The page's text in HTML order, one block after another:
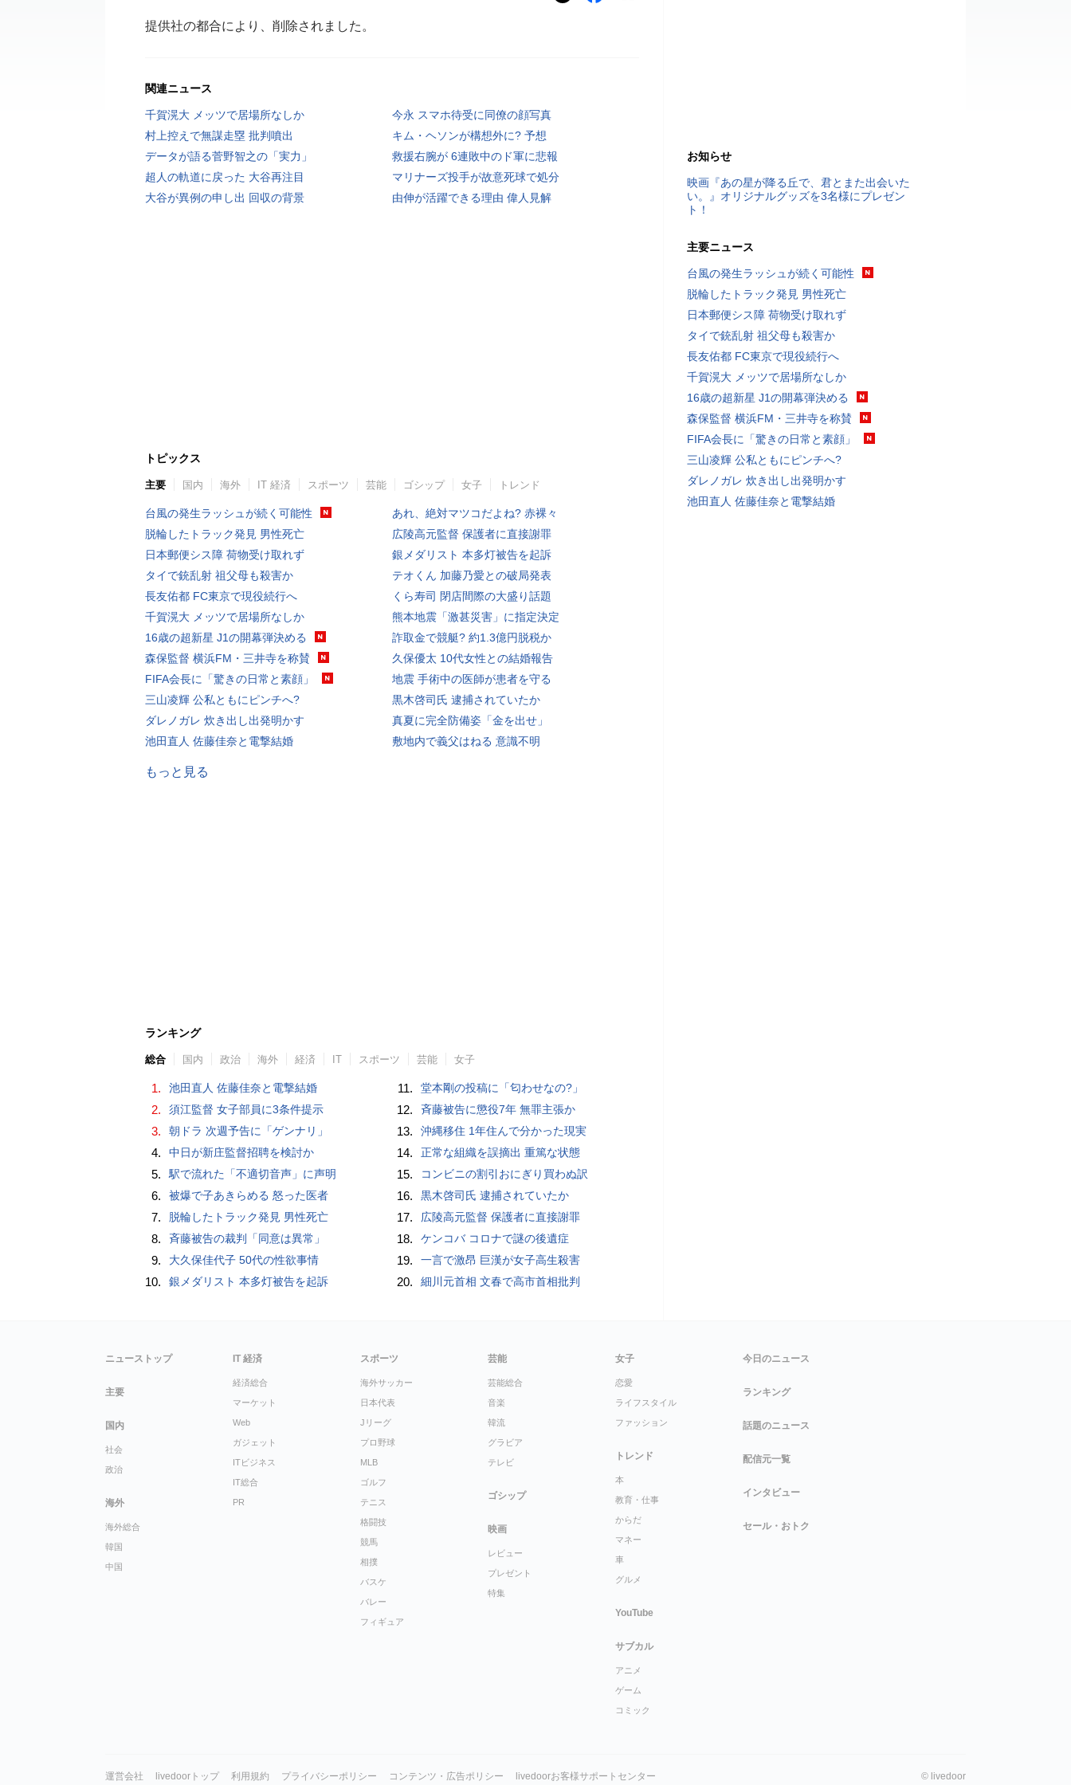
提供社の都合により、削除されました。
関連ニュース
千賀滉大 メッツで居場所なしか
今永 スマホ待受に同僚の顔写真
村上控えで無謀走塁 批判噴出
キム・ヘソンが構想外に? 予想
データが語る菅野智之の「実力」
救援右腕が 6連敗中のド軍に悲報
超人の軌道に戻った 大谷再注目
マリナーズ投手が故意死球で処分
大谷が異例の申し出 回収の背景
由伸が活躍できる理由 偉人見解
トピックス
主要 国内 海外 IT 経済 スポーツ 芸能 ゴシップ 女子 トレンド
台風の発生ラッシュが続く可能性
脱輪したトラック発見 男性死亡
日本郵便シス障 荷物受け取れず
タイで銃乱射 祖父母も殺害か
長友佑都 FC東京で現役続行へ
千賀滉大 メッツで居場所なしか
16歳の超新星 J1の開幕弾決める
森保監督 横浜FM・三井寺を称賛
FIFA会長に「驚きの日常と素顔」
三山凌輝 公私ともにピンチへ?
ダレノガレ 炊き出し出発明かす
池田直人 佐藤佳奈と電撃結婚
あれ、絶対マツコだよね? 赤裸々
広陵高元監督 保護者に直接謝罪
銀メダリスト 本多灯被告を起訴
テオくん 加藤乃愛との破局発表
くら寿司 閉店間際の大盛り話題
熊本地震「激甚災害」に指定決定
詐取金で競艇? 約1.3億円脱税か
久保優太 10代女性との結婚報告
地震 手術中の医師が患者を守る
黒木啓司氏 逮捕されていたか
真夏に完全防備姿「金を出せ」
敷地内で義父はねる 意識不明
もっと見る
ランキング
総合 国内 政治 海外 経済 IT スポーツ 芸能 女子
1. 池田直人 佐藤佳奈と電撃結婚
2. 須江監督 女子部員に3条件提示
3. 朝ドラ 次週予告に「ゲンナリ」
4. 中日が新庄監督招聘を検討か
5. 駅で流れた「不適切音声」に声明
6. 被爆で子あきらめる 怒った医者
7. 脱輪したトラック発見 男性死亡
8. 斉藤被告の裁判「同意は異常」
9. 大久保佳代子 50代の性欲事情
10. 銀メダリスト 本多灯被告を起訴
11. 堂本剛の投稿に「匂わせなの?」
12. 斉藤被告に懲役7年 無罪主張か
13. 沖縄移住 1年住んで分かった現実
14. 正常な組織を誤摘出 重篤な状態
15. コンビニの割引おにぎり買わぬ訳
16. 黒木啓司氏 逮捕されていたか
17. 広陵高元監督 保護者に直接謝罪
18. ケンコバ コロナで謎の後遺症
19. 一言で激昂 巨漢が女子高生殺害
20. 細川元首相 文春で高市首相批判
お知らせ
映画『あの星が降る丘で、君とまた出会いた
い。』オリジナルグッズを3名様にプレゼン
ト！
主要ニュース
台風の発生ラッシュが続く可能性
脱輪したトラック発見 男性死亡
日本郵便シス障 荷物受け取れず
タイで銃乱射 祖父母も殺害か
長友佑都 FC東京で現役続行へ
千賀滉大 メッツで居場所なしか
16歳の超新星 J1の開幕弾決める
森保監督 横浜FM・三井寺を称賛
FIFA会長に「驚きの日常と素顔」
三山凌輝 公私ともにピンチへ?
ダレノガレ 炊き出し出発明かす
池田直人 佐藤佳奈と電撃結婚
ニューストップ
主要
国内
社会
政治
海外
海外総合
韓国
中国
IT 経済
経済総合
マーケット
Web
ガジェット
ITビジネス
IT総合
PR
スポーツ
海外サッカー
日本代表
Jリーグ
プロ野球
MLB
ゴルフ
テニス
格闘技
競馬
相撲
バスケ
バレー
フィギュア
芸能
芸能総合
音楽
韓流
グラビア
テレビ
ゴシップ
映画
レビュー
プレゼント
特集
女子
恋愛
ライフスタイル
ファッション
トレンド
本
教育・仕事
からだ
マネー
車
グルメ
YouTube
サブカル
アニメ
ゲーム
コミック
今日のニュース
ランキング
話題のニュース
配信元一覧
インタビュー
セール・おトク
運営会社 livedoorトップ 利用規約 プライバシーポリシー コンテンツ・広告ポリシー livedoorお客様サポートセンター © livedoor